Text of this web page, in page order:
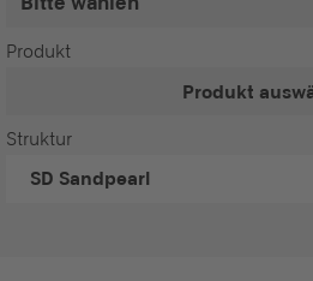
Produkt
Produkt
Struktur
SD Sandpearl